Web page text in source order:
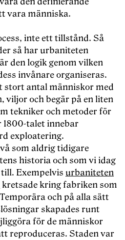
vara människa.
inte ett tillstånd. Så
så har urbaniteten
den logik genom vilken
invånare organiseras.
stort antal människor med
viljor och begär på en liten
tekniker och metoder för
1800-talet innebar
exploatering.
som aldrig tidigare
historia och som vi idag
Exempelvis urbaniteten
kretsade kring fabriken som
och på alla sätt
skapades runt
för de människor
reproduceras. Staden var